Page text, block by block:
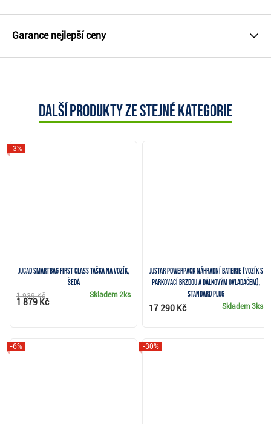
Garance nejlepší ceny
Další produkty ze stejné kategorie
JuCad Smartbag First Class taška na vozík,
šedá
-3%
Skladem 2ks
1 939 Kč
1 879 Kč
JuStar Powerpack náhradní baterie (vozík s
parkovací brzdou a dálkovým ovladačem),
STANDARD plug
Skladem3ks
17 290 Kč
-6% -30%